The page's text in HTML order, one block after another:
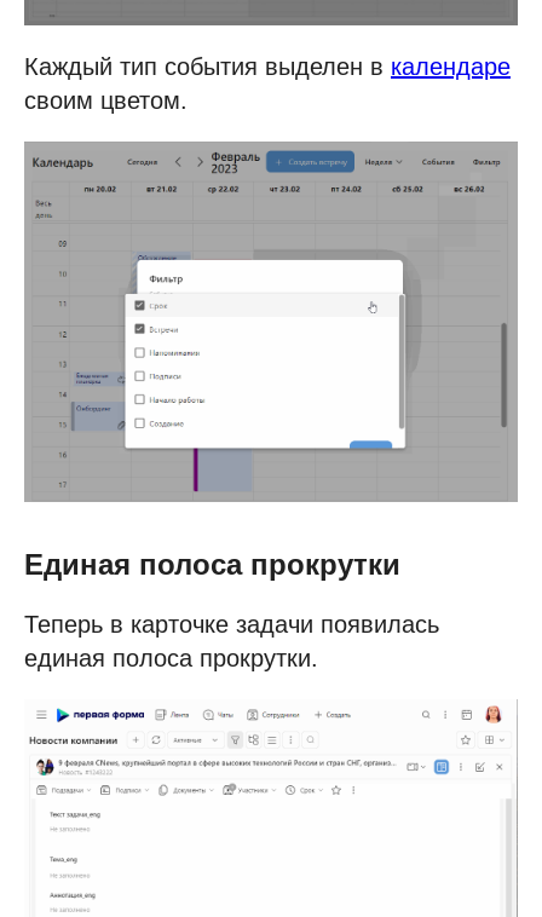
Каждый тип события выделен в календаре
своим цветом.
Единая полоса прокрутки
Теперь в карточке задачи появилась
единая полоса прокрутки.